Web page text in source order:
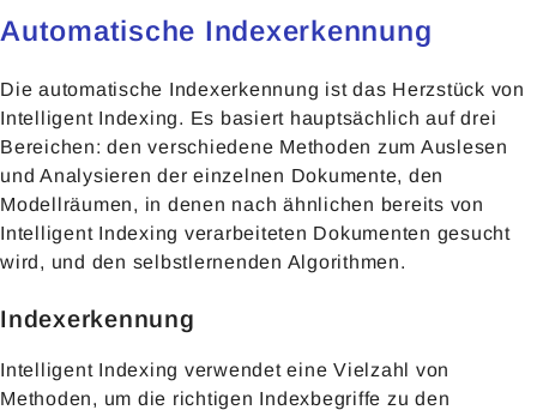
Automatische Indexerkennung
Die automatische Indexerkennung ist das Herzstück von
Intelligent Indexing. Es basiert hauptsächlich auf drei
Bereichen: den verschiedene Methoden zum Auslesen
und Analysieren der einzelnen Dokumente, den
Modellräumen, in denen nach ähnlichen bereits von
Intelligent Indexing verarbeiteten Dokumenten gesucht
wird, und den selbstlernenden Algorithmen.
Indexerkennung
Intelligent Indexing verwendet eine Vielzahl von
Methoden, um die richtigen Indexbegriffe zu den